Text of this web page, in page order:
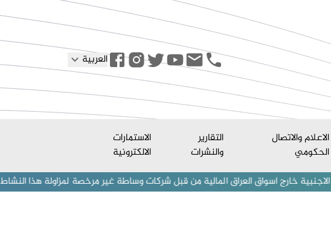
العربية
الاعلام والاتصال
الحكومي
التقارير
والنشرات
الاستمارات
الالكترونية
اسواق العراق المالية من قبل شركات وساطة غير مرخصة لمزاولة هذا النشاط.